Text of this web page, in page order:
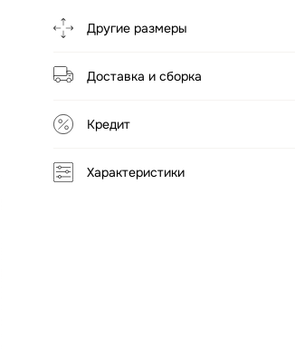
Другие размеры
Доставка и сборка
Кредит
Характеристики